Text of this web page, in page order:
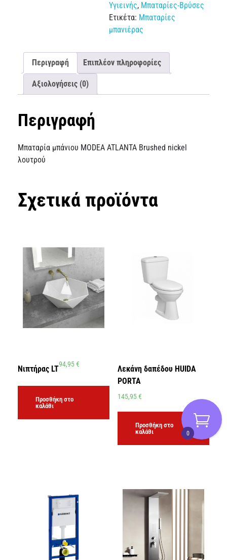
Υγιεινής, Μπαταρίες-Βρύσες
Ετικέτα: Μπαταρίες
μπανιέρας
Περιγραφή Επιπλέον πληροφορίες
Αξιολογήσεις (0)
Περιγραφή
Μπαταρία μπάνιου MODEA ATLANTA Brushed nickel
λουτρού
Σχετικά προϊόντα
Νιπτήρας LT94,95€
Προσθήκη στο
καλάθι
Λεκάνη δαπέδου HUIDA
PORTA
145,95€
Προσθήκη στο
καλάθι
0